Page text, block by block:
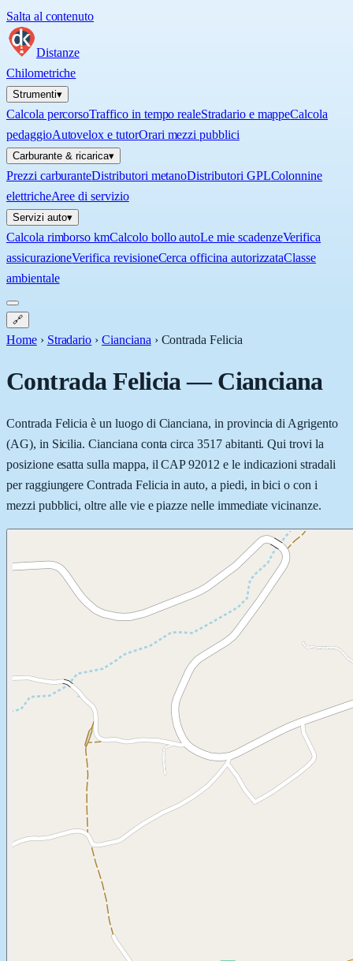
Salta al contenuto
Distanze
Chilometriche
Strumenti▾
Calcola percorsoTraffico in tempo realeStradario e mappeCalcola
pedaggioAutovelox e tutorOrari mezzi pubblici
Carburante & ricarica▾
Prezzi carburanteDistributori metanoDistributori GPLColonnine
elettricheAree di servizio
Servizi auto▾
Calcola rimborso kmCalcolo bollo autoLe mie scadenzeVerifica
assicurazioneVerifica revisioneCerca officina autorizzataClasse
ambientale
🔗
Home › Stradario › Cianciana › Contrada Felicia
Contrada Felicia—Cianciana
Contrada Felicia è un luogo di Cianciana, in provincia di Agrigento
(AG), in Sicilia. Cianciana conta circa 3517 abitanti. Qui trovi la
posizione esatta sulla mappa, il CAP 92012 e le indicazioni stradali
per raggiungere Contrada Felicia in auto, a piedi, in bici o con i
mezzi pubblici, oltre alle vie e piazze nelle immediate vicinanze.